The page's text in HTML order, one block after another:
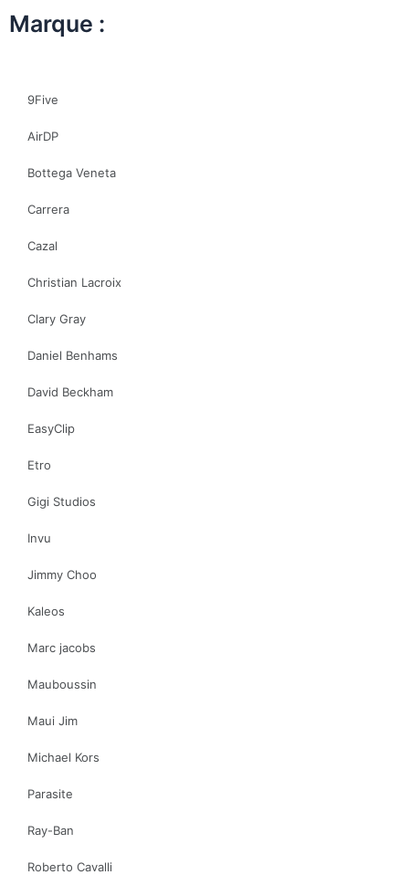
Marque :
9Five
AirDP
Bottega Veneta
Carrera
Cazal
Christian Lacroix
Clary Gray
Daniel Benhams
David Beckham
EasyClip
Etro
Gigi Studios
Invu
Jimmy Choo
Kaleos
Marc jacobs
Mauboussin
Maui Jim
Michael Kors
Parasite
Ray-Ban
Roberto Cavalli